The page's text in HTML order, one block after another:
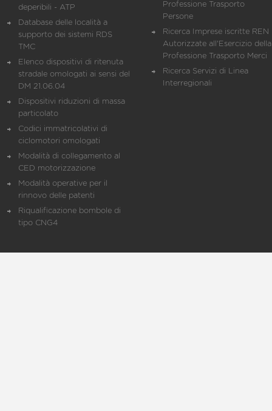
deperibili - ATP
Database delle località a
supporto dei sistemi RDS
TMC
Elenco dispositivi di ritenuta
stradale omologati ai sensi del
DM 21.06.04
Dispositivi riduzioni di massa
particolato
Codici immatricolativi di
ciclomotori omologati
Modalità di collegamento al
CED motorizzazione
Modalità operative per il
rinnovo delle patenti
Riqualificazione bombole di
tipo CNG4
Professione Trasporto
Persone
Ricerca Imprese iscritte REN
Autorizzate all'Esercizio della
Professione Trasporto Merci
Ricerca Servizi di Linea
Interregionali